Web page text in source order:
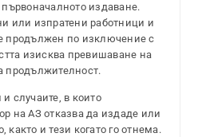
издаване.
или изпратени работници и
продължен по изключение с
изисква превишаване на
продължителност.
случаите, в които
на АЗ отказва да издаде или
и тези когато го отнема.